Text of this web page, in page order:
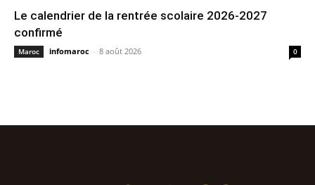
Le calendrier de la rentrée scolaire 2026-2027
confirmé
Maroc infomaroc - 8 août 2026 0